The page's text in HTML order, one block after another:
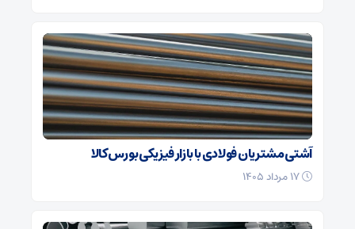
آشتی مشتریان فولادی با بازار فیزیکی بورس کالا